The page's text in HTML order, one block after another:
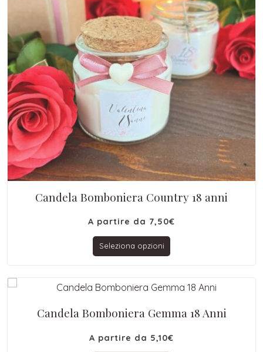
Candela Bomboniera Country 18 anni
A partire da 7,50€
Seleziona opzioni
Candela Bomboniera Gemma 18 Anni
A partire da 5,10€